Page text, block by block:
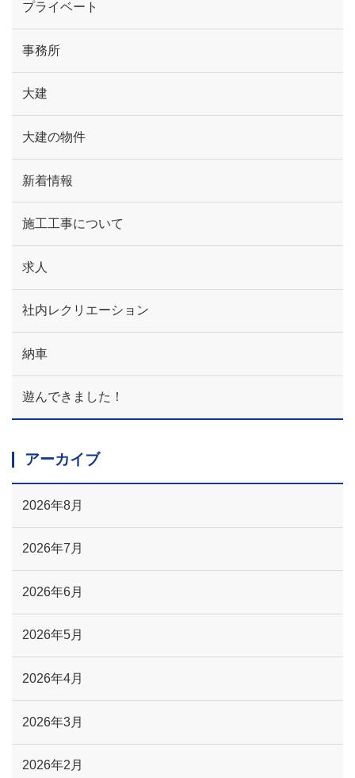
プライベート
事務所
大建
大建の物件
新着情報
施工工事について
求人
社内レクリエーション
納車
遊んできました！
アーカイブ
2026年8月
2026年7月
2026年6月
2026年5月
2026年4月
2026年3月
2026年2月